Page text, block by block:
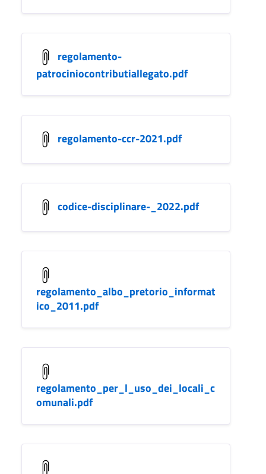
regolamento-
patrociniocontributiallegato.pdf
regolamento-ccr-2021.pdf
codice-disciplinare-_2022.pdf
regolamento_albo_pretorio_informat
ico_2011.pdf
regolamento_per_l_uso_dei_locali_c
omunali.pdf